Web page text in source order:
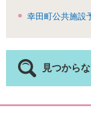
幸田町公共施設
見つから